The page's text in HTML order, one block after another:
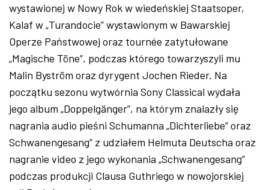
wystawionej w Nowy Rok w wiedeńskiej Staatsoper,
Kalaf w „Turandocie” wystawionym w Bawarskiej
Operze Państwowej oraz tournée zatytułowane
„Magische Töne”, podczas którego towarzyszyli mu
Malin Byström oraz dyrygent Jochen Rieder. Na
początku sezonu wytwórnia Sony Classical wydała
jego album „Doppelgänger”, na którym znalazły się
nagrania audio pieśni Schumanna „Dichterliebe” oraz
Schwanengesang” z udziałem Helmuta Deutscha oraz
nagranie video z jego wykonania „Schwanengesang”
podczas produkcji Clausa Guthriego w nowojorskiej